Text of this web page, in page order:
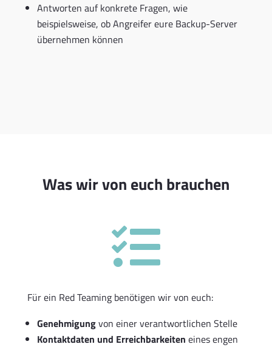
Antworten auf konkrete Fragen, wie
beispielsweise, ob Angreifer eure Backup-Server
übernehmen können
Was wir von euch brauchen
Für ein Red Teaming benötigen wir von euch:
Genehmigungvon einer verantwortlichen Stelle
Kontaktdaten und Erreichbarkeiten eines engen
